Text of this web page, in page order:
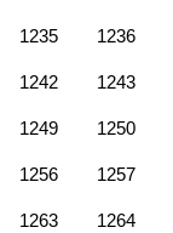
1235 1236
1242 1243
1249 1250
1256 1257
1263 1264